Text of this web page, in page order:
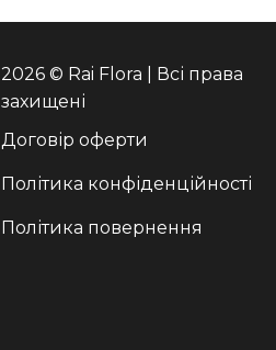
2026 © Rai Flora | Всі права
захищені
Договір оферти
Політика конфіденційності
Політика повернення